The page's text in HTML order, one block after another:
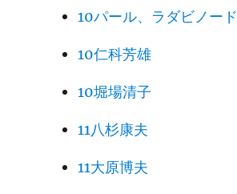
10パール、ラダビノード
10仁科芳雄
10堀場清子
11八杉康夫
11大原博夫